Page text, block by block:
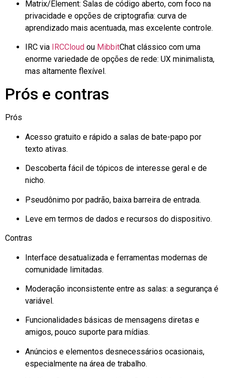
Matrix/Element: Salas de código aberto, com foco na
privacidade e opções de criptografia: curva de
aprendizado mais acentuada, mas excelente controle.
IRC via IRCCloud ou MibbitChat clássico com uma
enorme variedade de opções de rede: UX minimalista,
mas altamente flexível.
Prós e contras
Prós
Acesso gratuito e rápido a salas de bate-papo por
texto ativas.
Descoberta fácil de tópicos de interesse geral e de
nicho.
Pseudônimo por padrão, baixa barreira de entrada.
Leve em termos de dados e recursos do dispositivo.
Contras
Interface desatualizada e ferramentas modernas de
comunidade limitadas.
Moderação inconsistente entre as salas: a segurança é
variável.
Funcionalidades básicas de mensagens diretas e
amigos, pouco suporte para mídias.
Anúncios e elementos desnecessários ocasionais,
especialmente na área de trabalho.